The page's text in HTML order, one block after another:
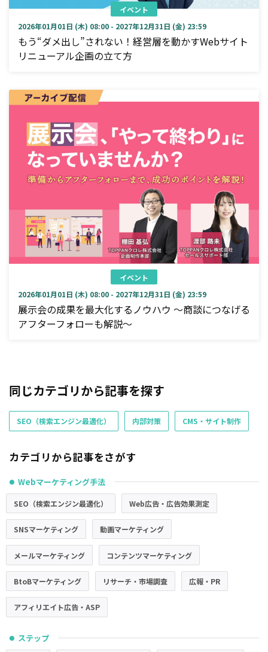
イベント
2026年01月01日 (木) 08:00 - 2027年12月31日 (金) 23:59
もう“ダメ出し”されない！経営層を動かすWebサイト
リニューアル企画の立て方
イベント
2026年01月01日 (木) 08:00 - 2027年12月31日 (金) 23:59
展示会の成果を最大化するノウハウ ～商談につなげる
アフターフォローも解説～
同じカテゴリから記事を探す
SEO（検索エンジン最適化） 内部対策 CMS・サイト制作
カテゴリから記事をさがす
● Webマーケティング手法
SEO（検索エンジン最適化） Web広告・広告効果測定
SNSマーケティング 動画マーケティング
メールマーケティング コンテンツマーケティング
BtoBマーケティング リサーチ・市場調査 広報・PR
アフィリエイト広告・ASP
● ステップ